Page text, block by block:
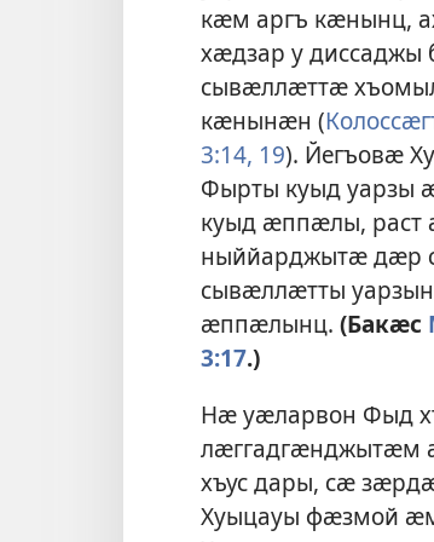
кӕм аргъ кӕнынц,
хӕдзар у диссаджы
сывӕллӕттӕ
кӕнынӕн (
3:14, 19). Йегъовӕ
Фырты куыд уарзы
куыд ӕппӕлы, раст
ныййарджытӕ дӕр
сывӕллӕтты
ӕппӕлынц. (Бакӕс
3:17.)
Нӕ уӕларвон Фыд
хъус дары, сӕ
Хуыцауы фӕзмой